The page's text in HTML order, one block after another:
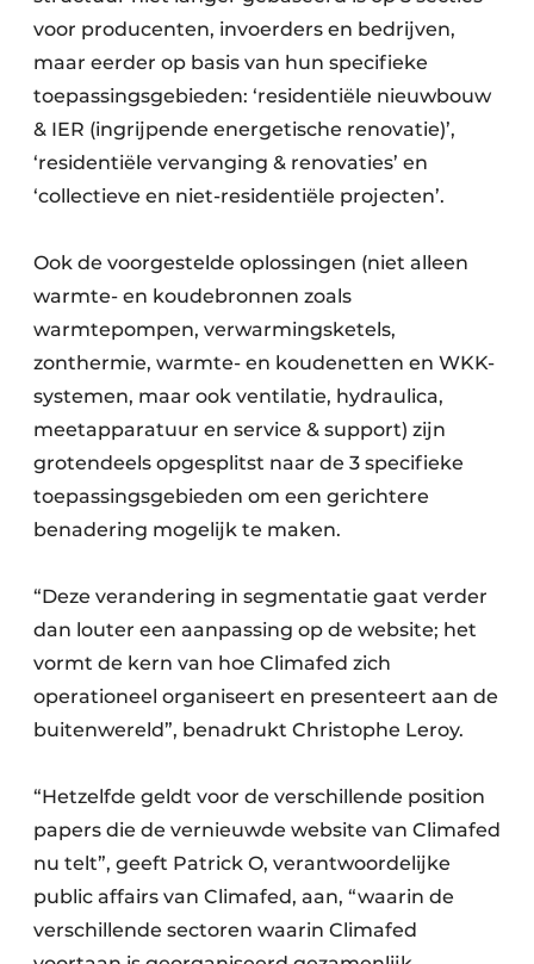
voor producenten, invoerders en bedrijven,
maar eerder op basis van hun specifieke
toepassingsgebieden: ‘residentiële nieuwbouw
& IER (ingrijpende energetische renovatie)’,
‘residentiële vervanging & renovaties’ en
‘collectieve en niet-residentiële projecten’.
Ook de voorgestelde oplossingen (niet alleen
warmte- en koudebronnen zoals
warmtepompen, verwarmingsketels,
zonthermie, warmte- en koudenetten en WKK-
systemen, maar ook ventilatie, hydraulica,
meetapparatuur en service & support) zijn
grotendeels opgesplitst naar de 3 specifieke
toepassingsgebieden om een gerichtere
benadering mogelijk te maken.
“Deze verandering in segmentatie gaat verder
dan louter een aanpassing op de website; het
vormt de kern van hoe Climafed zich
operationeel organiseert en presenteert aan de
buitenwereld”, benadrukt Christophe Leroy.
“Hetzelfde geldt voor de verschillende position
papers die de vernieuwde website van Climafed
nu telt”, geeft Patrick O, verantwoordelijke
public affairs van Climafed, aan, “waarin de
verschillende sectoren waarin Climafed